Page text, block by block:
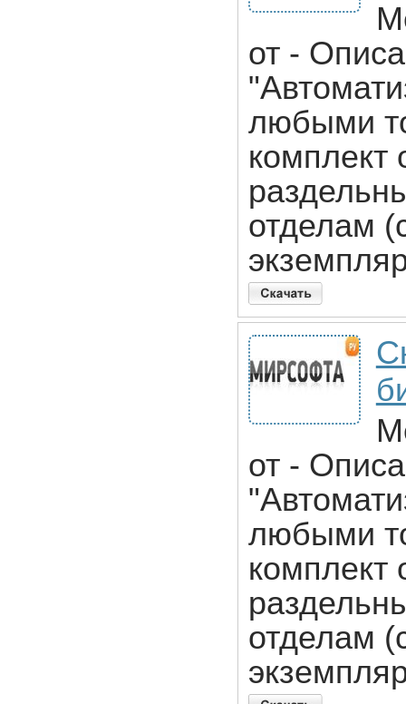
от -
любыми
комплект
отделам
от -
любыми
комплект
отделам